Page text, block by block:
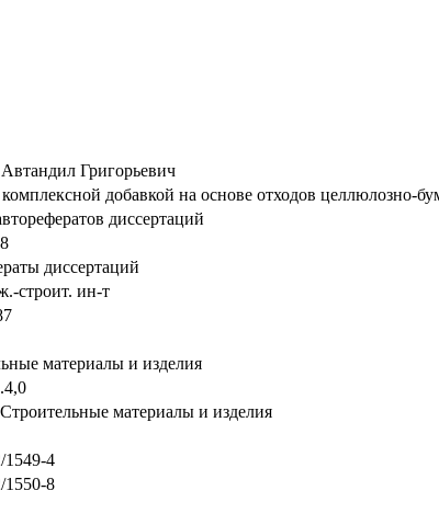
Григорьевич
добавкой на основе отходов целлюлозно-
диссертаций
диссертаций
строит. ин-т
материалы и изделия
материалы и изделия
1549-4
1550-8